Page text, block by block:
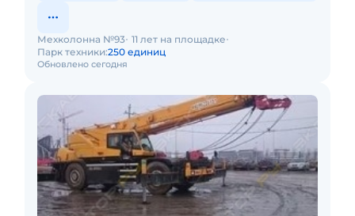
Обновлено сегодня
Мехколонна №93 11 лет на площадке
Парк техники:250 единиц